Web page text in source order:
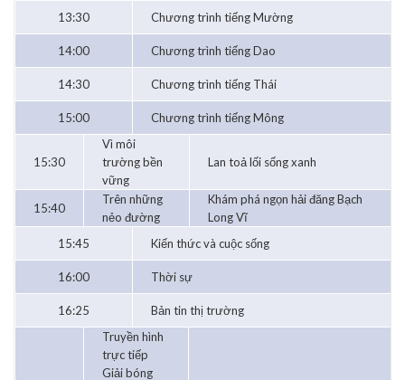
13:30
Chương trình tiếng Mường
14:00 Chương trình tiếng Dao
14:30 Chương trình tiếng Thái
15:00 Chương trình tiếng Mông
15:30
Vì môi
trường bền
vững
Lan toả lối sống xanh
15:40
Trên những
nẻo đường
Khám phá ngọn hải đăng Bạch
Long Vĩ
15:45
Kiến thức và cuộc sống
16:00 Thời sự
16:25
Bản tin thị trường
Truyền hình
trực tiếp
Giải bóng